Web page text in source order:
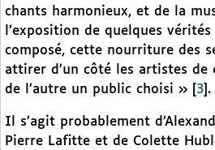
chants harmonieux, et de la
l’exposition de quelques
composé, cette nourriture des
attirer d’un côté les artistes
de l’autre un public choisi »
3 .
Il s’agit probablement
Pierre Lafitte et de Colette